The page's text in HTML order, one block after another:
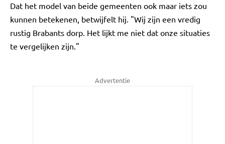
Dat het model van beide gemeenten ook maar iets zou
kunnen betekenen, betwijfelt hij. "Wij zijn een vredig
rustig Brabants dorp. Het lijkt me niet dat onze situaties
te vergelijken zijn."
Advertentie